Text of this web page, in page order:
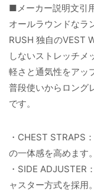
■メーカー説明文引
オールラウンドなラ
RUSH 独自のVEST
しないストレッチメ
軽さと通気性をアッ
普段使いからロング
です。
・CHEST STRAPS
の一体感を高めます。
・SIDE ADJUSTER
ャスター方式を採用。